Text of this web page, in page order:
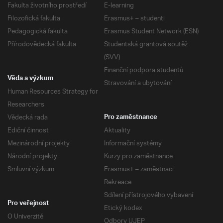
Fakulta životního prostředí
Filozofická fakulta
Pedagogická fakulta
Přírodovědecká fakulta
E-learning
Erasmus+ – studenti
Erasmus Student Network (ESN)
Studentská grantová soutěž
(SVV)
Finanční podpora studentů
Stravování a ubytování
Věda a výzkum
Human Resources Strategy for
Researchers
Vědecká rada
Ediční činnost
Mezinárodní projekty
Národní projekty
Smluvní výzkum
Pro zaměstnance
Aktuality
Informační systémy
Kurzy pro zaměstnance
Erasmus+ – zaměstnaci
Rekreace
Sdílení přístrojového vybavení
Etický kodex
Pro veřejnost
O Univerzitě